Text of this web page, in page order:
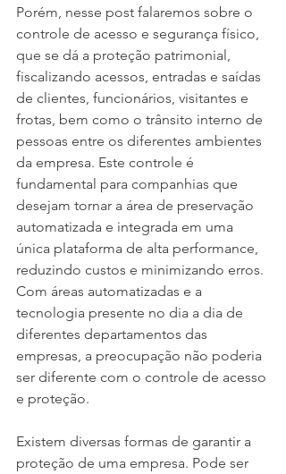
Porém, nesse post falaremos sobre o
controle de acesso e segurança físico,
que se dá a proteção patrimonial,
fiscalizando acessos, entradas e saídas
de clientes, funcionários, visitantes e
frotas, bem como o trânsito interno de
pessoas entre os diferentes ambientes
da empresa. Este controle é
fundamental para companhias que
desejam tornar a área de preservação
automatizada e integrada em uma
única plataforma de alta performance,
reduzindo custos e minimizando erros.
Com áreas automatizadas e a
tecnologia presente no dia a dia de
diferentes departamentos das
empresas, a preocupação não poderia
ser diferente com o controle de acesso
e proteção.
Existem diversas formas de garantir a
proteção de uma empresa. Pode ser